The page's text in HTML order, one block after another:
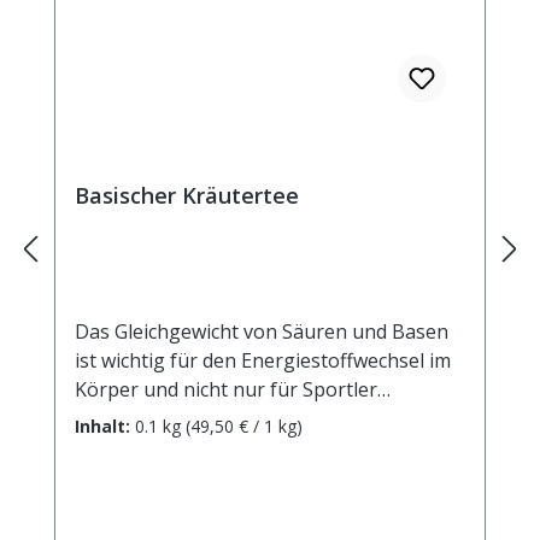
mit 1 l. kochendem Wasser aufgiessen.
Basischer Kräutertee
Das Gleichgewicht von Säuren und Basen
ist wichtig für den Energiestoffwechsel im
Körper und nicht nur für Sportler
essenziell. Die Komposition sorgfältig
Inhalt: 0.1 kg (49,50 € / 1 kg)